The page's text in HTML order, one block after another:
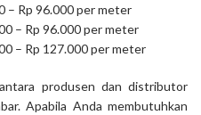
– Rp 96.000 per meter
– Rp 96.000 per meter
– Rp 127.000 per meter
produsen dan distributor
Apabila Anda membutuhkan